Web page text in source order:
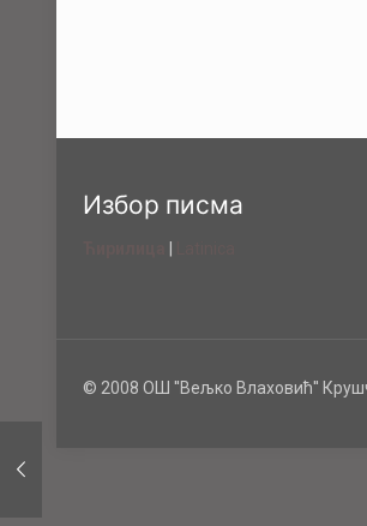
Избор писма
© 2008 ОШ ''Вељко Влаховић''